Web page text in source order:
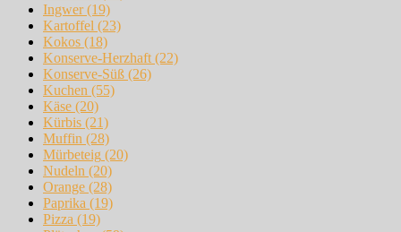
Ingwer(19)
Kartoffel (23)
Kokos (18)
Konserve-Herzhaft(22)
Konserve-Süß (26)
Kuchen (55)
Käse (20)
Kürbis (21)
Muffin (28)
Mürbeteig (20)
Nudeln (20)
Orange (28)
Paprika (19)
Pizza (19)